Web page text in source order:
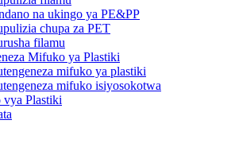
na ukingo ya PE&PP
chupa za PET
filamu
Mifuko ya Plastiki
mifuko ya plastiki
mifuko isiyosokotwa
vya Plastiki